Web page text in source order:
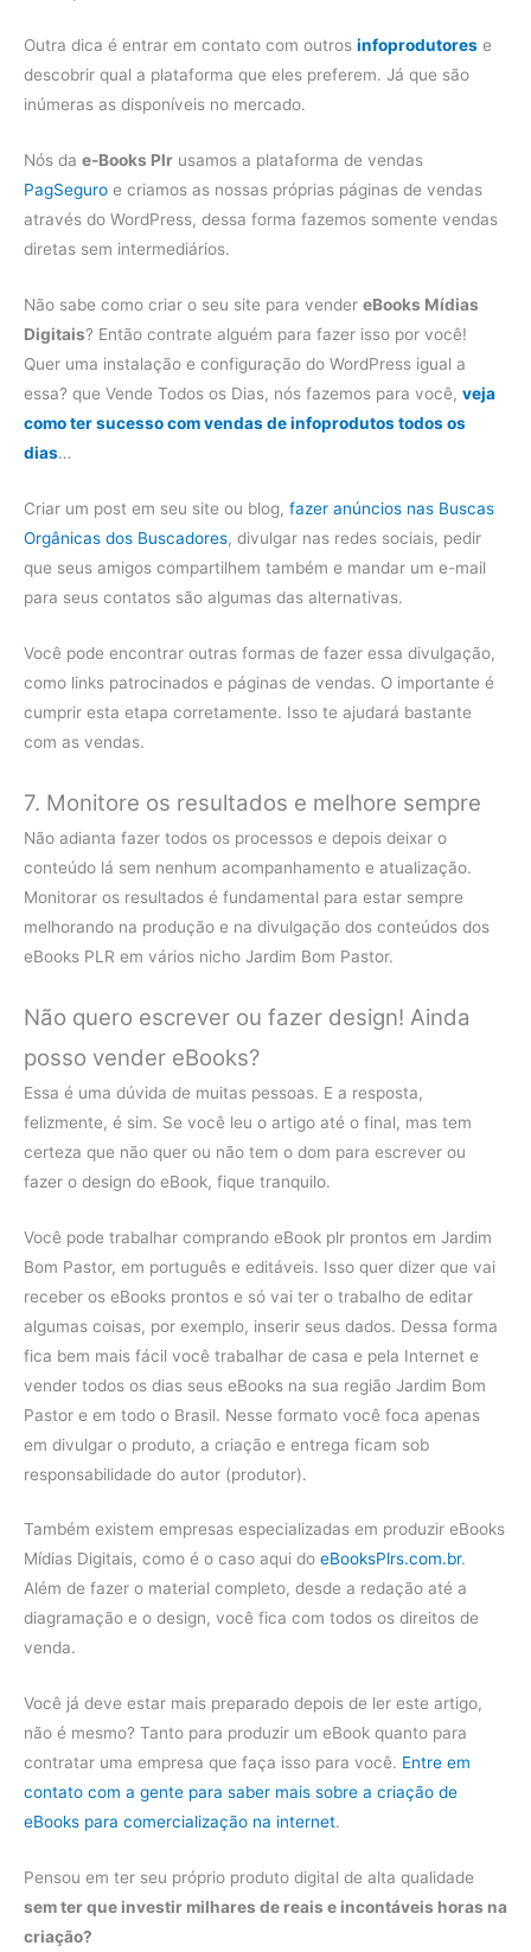
Outra dica é entrar em contato com outros infoprodutores e
descobrir qual a plataforma que eles preferem. Já que são
inúmeras as disponíveis no mercado.
Nós da e-Books Plr usamos a plataforma de vendas
PagSeguro e criamos as nossas próprias páginas de vendas
através do WordPress, dessa forma fazemos somente vendas
diretas sem intermediários.
Não sabe como criar o seu site para vender eBooks Mídias
Digitais? Então contrate alguém para fazer isso por você!
Quer uma instalação e configuração do WordPress igual a
essa? que Vende Todos os Dias, nós fazemos para você, veja
como ter sucesso com vendas de infoprodutos todos os
dias…
Criar um post em seu site ou blog, fazer anúncios nas Buscas
Orgânicas dos Buscadores, divulgar nas redes sociais, pedir
que seus amigos compartilhem também e mandar um e-mail
para seus contatos são algumas das alternativas.
Você pode encontrar outras formas de fazer essa divulgação,
como links patrocinados e páginas de vendas. O importante é
cumprir esta etapa corretamente. Isso te ajudará bastante
com as vendas.
7. Monitore os resultados e melhore sempre
Não adianta fazer todos os processos e depois deixar o
conteúdo lá sem nenhum acompanhamento e atualização.
Monitorar os resultados é fundamental para estar sempre
melhorando na produção e na divulgação dos conteúdos dos
eBooks PLR em vários nicho Jardim Bom Pastor.
Não quero escrever ou fazer design! Ainda
posso vender eBooks?
Essa é uma dúvida de muitas pessoas. E a resposta,
felizmente, é sim. Se você leu o artigo até o final, mas tem
certeza que não quer ou não tem o dom para escrever ou
fazer o design do eBook, fique tranquilo.
Você pode trabalhar comprando eBook plr prontos em Jardim
Bom Pastor, em português e editáveis. Isso quer dizer que vai
receber os eBooks prontos e só vai ter o trabalho de editar
algumas coisas, por exemplo, inserir seus dados. Dessa forma
fica bem mais fácil você trabalhar de casa e pela Internet e
vender todos os dias seus eBooks na sua região Jardim Bom
Pastor e em todo o Brasil. Nesse formato você foca apenas
em divulgar o produto, a criação e entrega ficam sob
responsabilidade do autor (produtor).
Também existem empresas especializadas em produzir eBooks
Mídias Digitais, como é o caso aqui do eBooksPlrs.com.br.
Além de fazer o material completo, desde a redação até a
diagramação e o design, você fica com todos os direitos de
venda.
Você já deve estar mais preparado depois de ler este artigo,
não é mesmo? Tanto para produzir um eBook quanto para
contratar uma empresa que faça isso para você. Entre em
contato com a gente para saber mais sobre a criação de
eBooks para comercialização na internet.
Pensou em ter seu próprio produto digital de alta qualidade
sem ter que investir milhares de reais e incontáveis horas na
criação?